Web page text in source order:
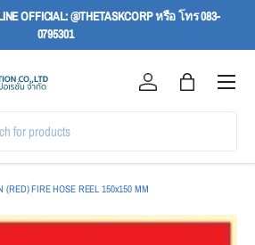
OFFICIAL: @THETASKCORP หรือ โทร 083-
0795301
Log in Bag
Menu
(RED) FIRE HOSE REEL 150x150 MM